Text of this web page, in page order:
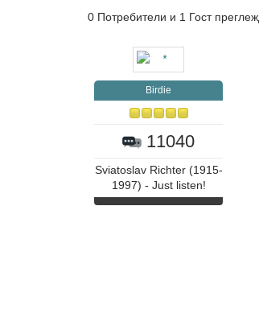
0 Потребители и 1 Гост
Birdie
11040
Sviatoslav Richter (1915-
1997) - Just listen!